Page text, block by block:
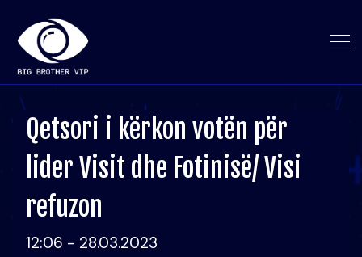
Qetsori i kërkon votën për
lider Visit dhe Fotinisë/ Visi
refuzon
12:06 - 28.03.2023